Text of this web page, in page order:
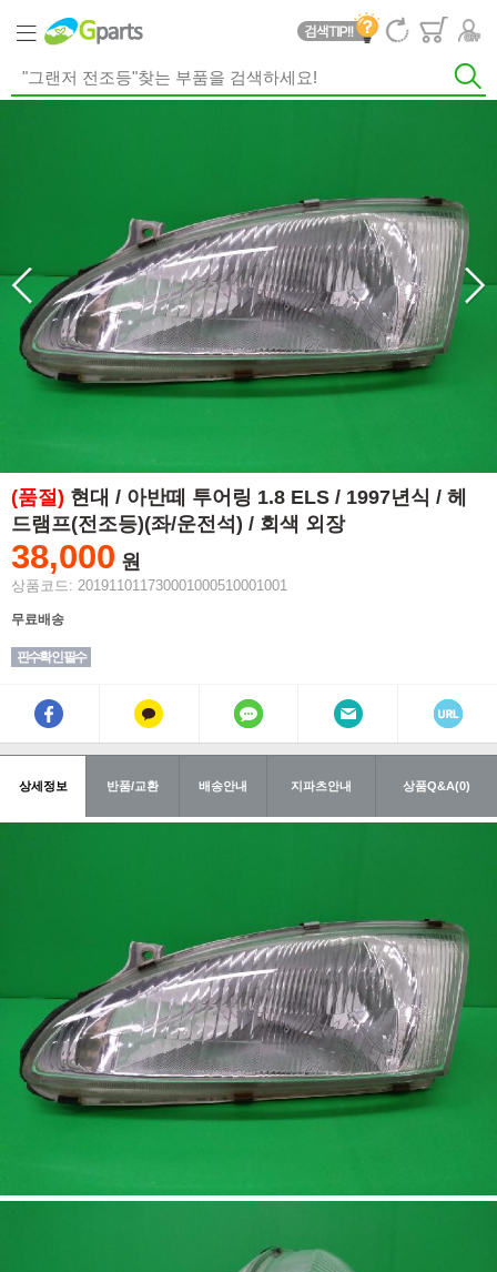
(품절) 현대 / 아반떼 투어링 1.8 ELS / 1997년식 / 헤
드램프(전조등)(좌/운전석) / 회색 외장
38,000 원
상품코드: 201911011730001000510001001
무료배송
핀수확인 필수
상세정보 반품/교환 배송안내 지파츠안내 상품Q&A(0)